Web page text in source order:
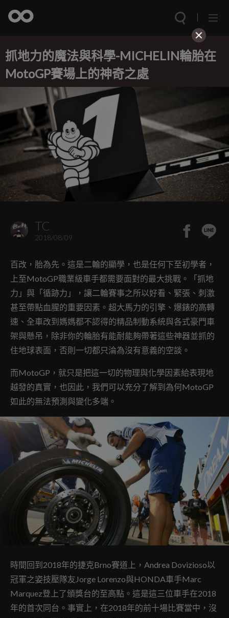
抓地力的魔法與科學-MICHELIN輪胎在
MotoGP賽場上的神奇之處
TC
2018/08/09
百改，胎為先。這是二輪的顯學，也是任何下至初學者，
上至MotoGP職業級車手都需要面對的最大挑戰。「抓地
力」與「循跡力」，讓二輪賽事之所以好看、緊張、刺激
甚至帶點血腥的重要因素。超大馬力的引擎、爆錶的高轉
速、全車改到媽媽都不認得的精品制動系統與各式豪門車
架與懸吊，除非你的輪胎有能耐能夠帶著這些神器並抓的
住地球表面，否則一切都只淪為沒有意義的空談。
而MotoGP，就只是把這一切的物理與化學因素給表現地
越發的真實，也因此，我們可以充分了解到為何MotoGP
如此的無法預測與變化多端。
時間回到2018年的捷克Brno賽道上，Andrea Dovizioso以
冠軍之姿技壓隊友Jorge Lorenzo與HONDA車手Marc
Marquez登上了頒獎台的至高點。這是這三位車手在2018
年的首次同台。事實上，在2018年的前十場比賽當中，沒